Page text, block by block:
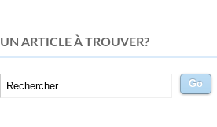
UN ARTICLE À TROUVER?